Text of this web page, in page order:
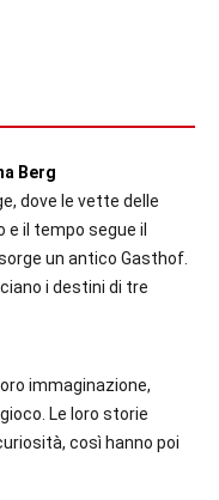
Berg
dove le vette delle
e il tempo segue il
un antico Gasthof.
i destini di tre
immaginazione,
Le loro storie
così hanno poi